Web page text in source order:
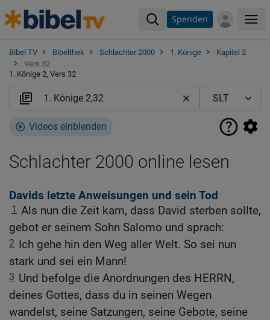
Spenden
Bibel TV Bibelthek Schlachter 2000 1. Könige
Kapitel 2
Vers 32
1. Könige 2, Vers 32
Videos einblenden
Schlachter 2000 online lesen
Davids letzte Anweisungen und sein Tod
1 Als nun die Zeit kam, dass David sterben sollte,
gebot er seinem Sohn Salomo und sprach:
2 Ich gehe hin den Weg aller Welt. So sei nun
stark und sei ein Mann!
3 Und befolge die Anordnungen des HERRN,
deines Gottes, dass du in seinen Wegen
wandelst, seine Satzungen, seine Gebote, seine